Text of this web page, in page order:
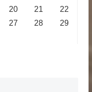
20 21
22
27 28
29